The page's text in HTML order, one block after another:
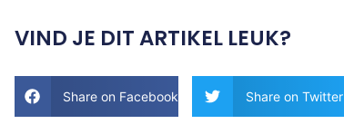
VIND JE DIT ARTIKEL LEUK?
Share on Facebook Share on Twitter